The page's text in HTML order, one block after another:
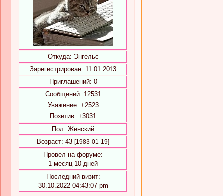
Откуда: Энгельс
Зарегистрирован: 11.01.2013
Приглашений: 0
Сообщений: 12531
Уважение: +2523
Позитив: +3031
Пол: Женский
Возраст: 43 [1983-01-19]
Провел на форуме:
1 месяц 10 дней
Последний визит:
30.10.2022 04:43:07 pm